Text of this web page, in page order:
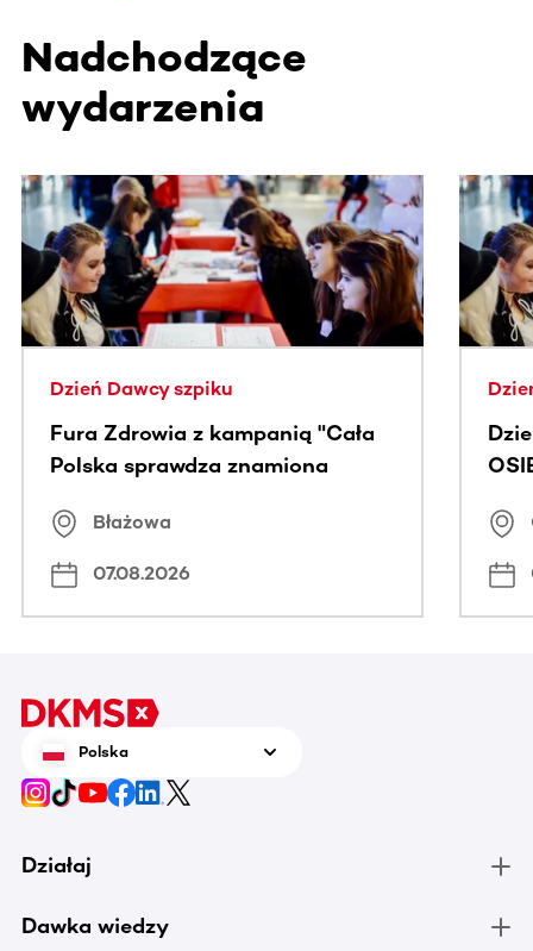
Nadchodzące
wydarzenia
Ta sekcja zawiera treści przewijane w poziomie. Użyj
Dzień Dawcy szpiku
Fura Zdrowia z kampanią "Cała
Polska sprawdza znamiona
Błażowa
07.08.2026
Polska
Działaj
Dawka wiedzy